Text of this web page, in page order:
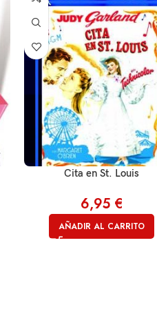
Cita en St. Louis
6,95 €
AÑADIR AL CARRITO